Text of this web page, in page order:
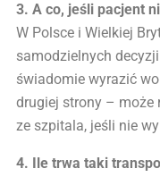
3. A co, jeśli pacjent
W Polsce i Wielkiej
samodzielnych
świadomie wyrazić
drugiej strony – może
ze szpitala, jeśli nie
4. Ile trwa taki